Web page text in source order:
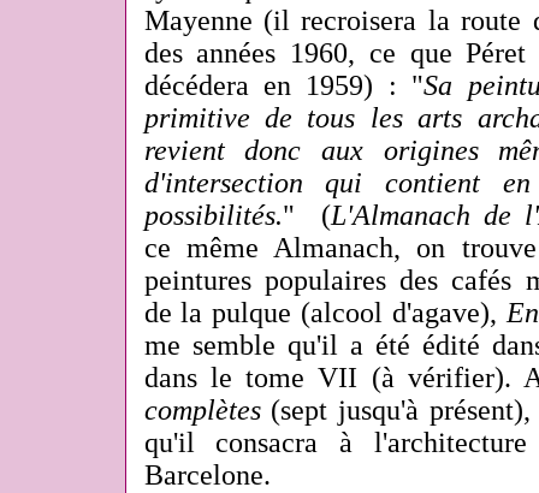
Mayenne (il recroisera la route
des années 1960, ce que
décédera en 1959) : "Sa
primitive de tous les arts
revient donc aux origines
d'intersection qui contient
possibilités." (L'Almanach de
ce même Almanach, on
peintures populaires des cafés
de la pulque (alcool d'agave),
me semble qu'il a été édité
dans le tome VII (à vérifier).
complètes (sept jusqu'à
qu'il consacra à
Barcelone.